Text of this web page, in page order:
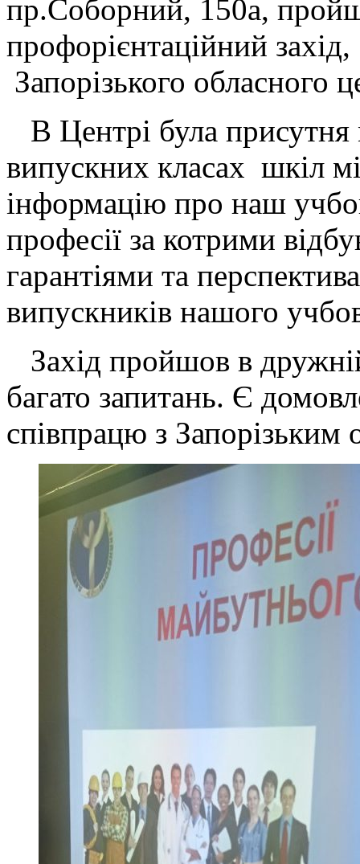
пр.Соборний, 150а,
профорієнтаційний
Запорізького
В Центрі була присутня
випускних класах шкіл
інформацію про наш
професії за котрими
гарантіями та
випускників нашого
Захід пройшов в
багато запитань. Є
співпрацю з